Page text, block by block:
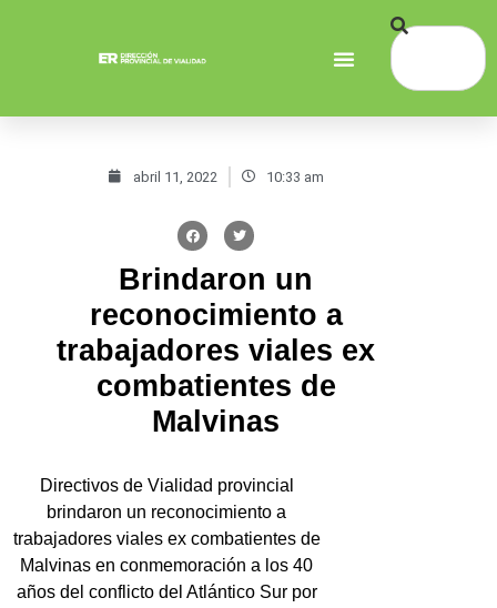
abril 11, 2022 10:33 am
Brindaron un
reconocimiento a
trabajadores viales ex
combatientes de
Malvinas
Directivos de Vialidad provincial
brindaron un reconocimiento a
trabajadores viales ex combatientes de
Malvinas en conmemoración a los 40
años del conflicto del Atlántico Sur por